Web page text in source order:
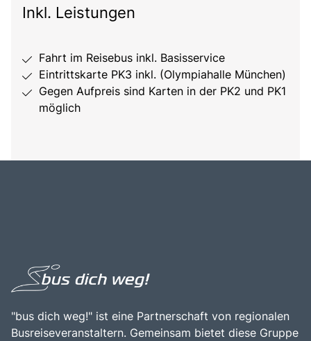
Inkl. Leistungen
Fahrt im Reisebus inkl. Basisservice
Eintrittskarte PK3 inkl. (Olympiahalle München)
Gegen Aufpreis sind Karten in der PK2 und PK1
möglich
"bus dich weg!" ist eine Partnerschaft von regionalen
Busreiseveranstaltern. Gemeinsam bietet diese Gruppe